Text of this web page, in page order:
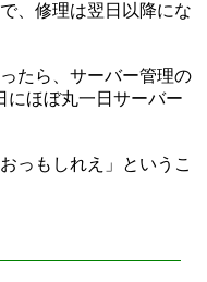
、修理は翌日以降にな
たら、サーバー管理の
にほぼ丸一日サーバー
っもしれえ」というこ